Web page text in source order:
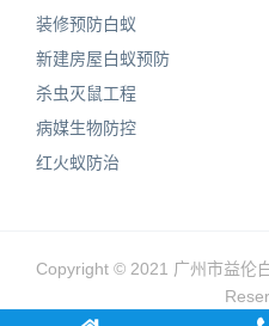
装修预防白蚁
新建房屋白蚁预防
杀虫灭鼠工程
病媒生物防控
红火蚁防治
Copyright © 2021 广州市益伦